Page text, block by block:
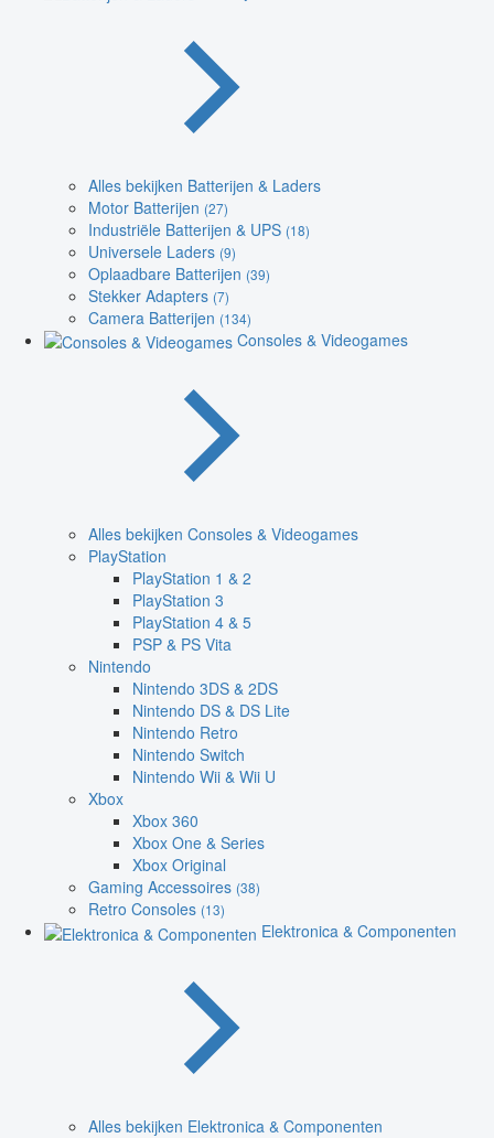
Alles bekijken Batterijen & Laders
Motor Batterijen (27)
Industriële Batterijen & UPS (18)
Universele Laders (9)
Oplaadbare Batterijen (39)
Stekker Adapters (7)
Camera Batterijen (134)
Consoles & Videogames
Alles bekijken Consoles & Videogames
PlayStation
PlayStation 1 & 2
PlayStation 3
PlayStation 4 & 5
PSP & PS Vita
Nintendo
Nintendo 3DS & 2DS
Nintendo DS & DS Lite
Nintendo Retro
Nintendo Switch
Nintendo Wii & Wii U
Xbox
Xbox 360
Xbox One & Series
Xbox Original
Gaming Accessoires (38)
Retro Consoles (13)
Elektronica & Componenten
Alles bekijken Elektronica & Componenten